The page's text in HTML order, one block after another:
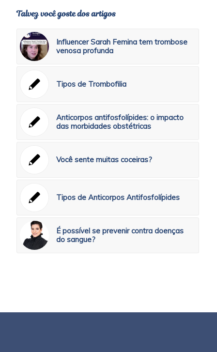
Talvez você goste dos artigos
Influencer Sarah Femina tem trombose
venosa profunda
Tipos de Trombofilia
Anticorpos antifosfolípides: o impacto
das morbidades obstétricas
Você sente muitas coceiras?
Tipos de Anticorpos Antifosfolípides
É possível se prevenir contra doenças
do sangue?